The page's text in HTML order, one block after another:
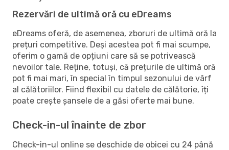
Rezervări de ultimă oră cu eDreams
eDreams oferă, de asemenea, zboruri de ultimă oră la
prețuri competitive. Deși acestea pot fi mai scumpe,
oferim o gamă de opțiuni care să se potrivească
nevoilor tale. Reține, totuși, că prețurile de ultimă oră
pot fi mai mari, în special în timpul sezonului de vârf
al călătoriilor. Fiind flexibil cu datele de călătorie, îți
poate crește șansele de a găsi oferte mai bune.
Check-in-ul înainte de zbor
Check-in-ul online se deschide de obicei cu 24 până